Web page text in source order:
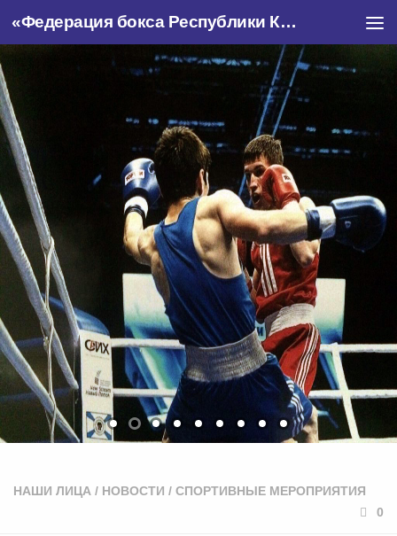
«Федерация бокса Республики Крым»
НАШИ ЛИЦА / НОВОСТИ / СПОРТИВНЫЕ МЕРОПРИЯТИЯ
0